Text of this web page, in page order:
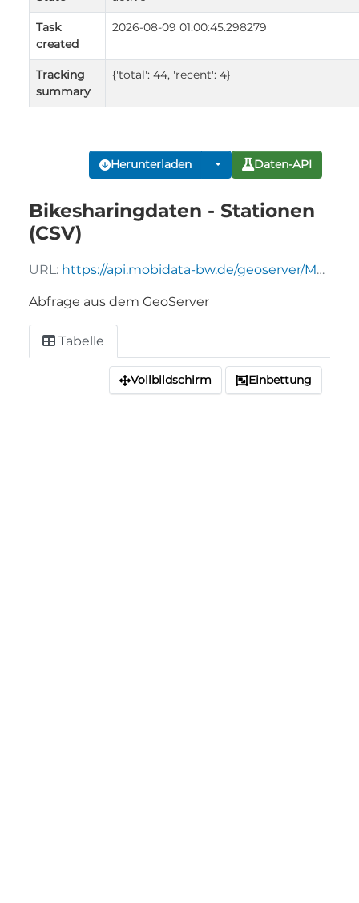
Herunterladen Daten-API
Bikesharingdaten - Stationen
(CSV)
URL: https://api.mobidata-bw.de/geoserver/MobiData-BW/ows?service=WFS&version=1.0.0&request=GetFeature&typeName=MobiData-BW%3Asharing_stations&CQL_FILTER=num_bicycles_available>=0&maxFeatures=20000&outputFormat=csv
Abfrage aus dem GeoServer
Tabelle
Vollbildschirm Einbettung
Task
created
2026-08-09 01:00:45.298279
Tracking
summary
{'total': 44, 'recent': 4}